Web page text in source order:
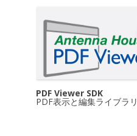
PDF Viewer SDK
PDF表示と編集ライブラリ